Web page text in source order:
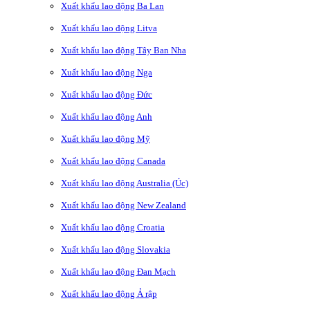
Xuất khẩu lao động Ba Lan
Xuất khẩu lao động Litva
Xuất khẩu lao động Tây Ban Nha
Xuất khẩu lao động Nga
Xuất khẩu lao động Đức
Xuất khẩu lao động Anh
Xuất khẩu lao động Mỹ
Xuất khẩu lao động Canada
Xuất khẩu lao động Australia (Úc)
Xuất khẩu lao động New Zealand
Xuất khẩu lao động Croatia
Xuất khẩu lao động Slovakia
Xuất khẩu lao động Đan Mạch
Xuất khẩu lao động Ả rập